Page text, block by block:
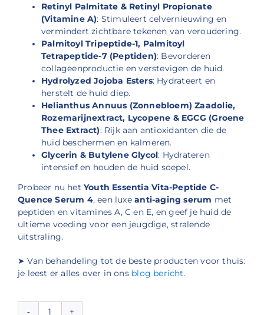
Retinyl Palmitate & Retinyl Propionate
(Vitamine A): Stimuleert celvernieuwing en
vermindert zichtbare tekenen van veroudering.
Palmitoyl Tripeptide-1, Palmitoyl
Tetrapeptide-7 (Peptiden): Bevorderen
collageenproductie en verstevigen de huid.
Hydrolyzed Jojoba Esters: Hydrateert en
herstelt de huid diep.
Helianthus Annuus (Zonnebloem) Zaadolie,
Rozemarijnextract, Lycopene & EGCG (Groene
Thee Extract): Rijk aan antioxidanten die de
huid beschermen en kalmeren.
Glycerin & Butylene Glycol: Hydrateren
intensief en houden de huid soepel.
Probeer nu hetYouth Essentia Vita-Peptide C-
Quence Serum 4, een luxeanti-aging serum met
peptiden en vitamines A, C en E, en geef je huid de
ultieme voeding voor een jeugdige, stralende
uitstraling.
➤ Van behandeling tot de beste producten voor thuis:
je leest er alles over in ons blog bericht.